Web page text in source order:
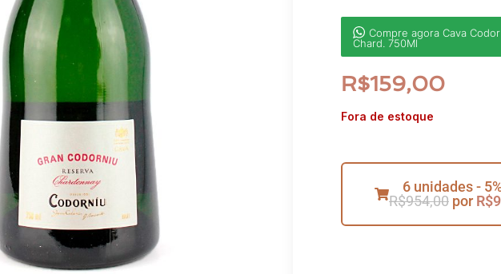
Compre agora Cava
Chard. 750Ml
R$159,00
Fora de estoque
6 unidades -
R$954,00 por R$